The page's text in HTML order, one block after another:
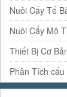
Nuôi Cấy Tế
Nuôi Cấy Mô
Thiết Bị Cơ
Phân Tích